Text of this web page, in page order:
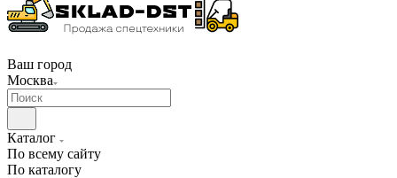
Ваш город
Москва
Каталог
По всему сайту
По каталогу